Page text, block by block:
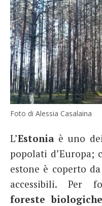
Foto di Alessia Casalaina
L’Estonia è uno
popolati
estone è coperto
accessibili. Per
foreste biologiche